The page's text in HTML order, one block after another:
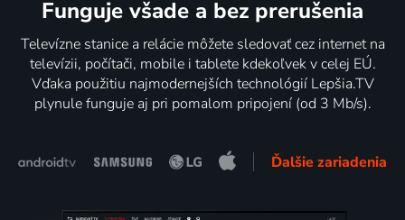
Funguje všade a bez prerušenia
Televízne stanice a relácie môžete sledovať cez internet na
televízii, počítači, mobile i tablete kdekoľvek v celej EÚ.
Vďaka použitiu najmodernejších technológií Lepšia.TV
plynule funguje aj pri pomalom pripojení (od 3 Mb/s).
Ďalšie zariadenia